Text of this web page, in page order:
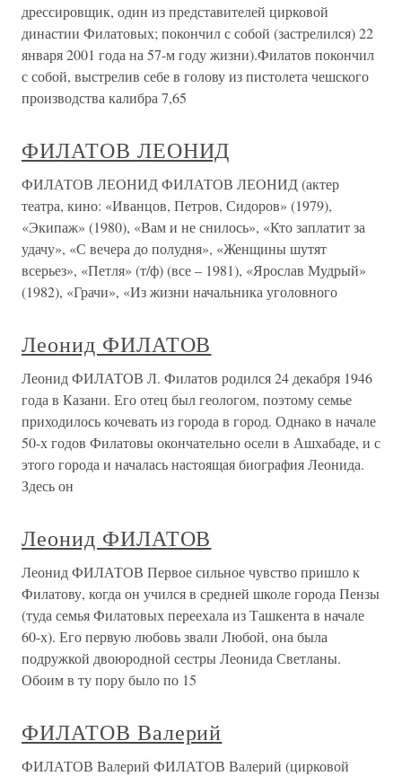
дрессировщик, один из представителей цирковой
династии Филатовых; покончил с собой (застрелился) 22
января 2001 года на 57-м году жизни).Филатов покончил
с собой, выстрелив себе в голову из пистолета чешского
производства калибра 7,65
ФИЛАТОВ ЛЕОНИД
ФИЛАТОВ ЛЕОНИД ФИЛАТОВ ЛЕОНИД (актер
театра, кино: «Иванцов, Петров, Сидоров» (1979),
«Экипаж» (1980), «Вам и не снилось», «Кто заплатит за
удачу», «С вечера до полудня», «Женщины шутят
всерьез», «Петля» (т/ф) (все – 1981), «Ярослав Мудрый»
(1982), «Грачи», «Из жизни начальника уголовного
Леонид ФИЛАТОВ
Леонид ФИЛАТОВ Л. Филатов родился 24 декабря 1946
года в Казани. Его отец был геологом, поэтому семье
приходилось кочевать из города в город. Однако в начале
50-х годов Филатовы окончательно осели в Ашхабаде, и с
этого города и началась настоящая биография Леонида.
Здесь он
Леонид ФИЛАТОВ
Леонид ФИЛАТОВ Первое сильное чувство пришло к
Филатову, когда он учился в средней школе города Пензы
(туда семья Филатовых переехала из Ташкента в начале
60-х). Его первую любовь звали Любой, она была
подружкой двоюродной сестры Леонида Светланы.
Обоим в ту пору было по 15
ФИЛАТОВ Валерий
ФИЛАТОВ Валерий ФИЛАТОВ Валерий (цирковой